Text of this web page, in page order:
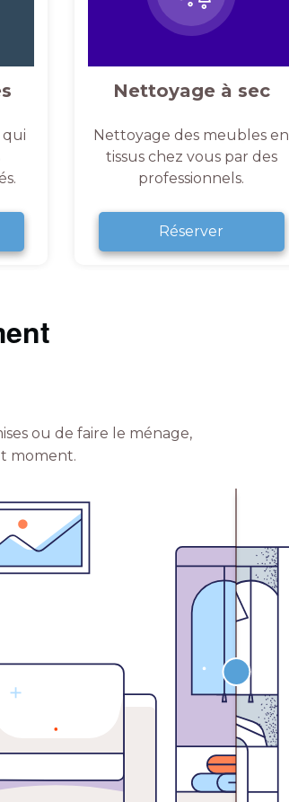
qui
Nettoyage à sec
Nettoyage des meubles en
tissus chez vous par des
professionnels.
Réserver
ou de faire le ménage,
moment.